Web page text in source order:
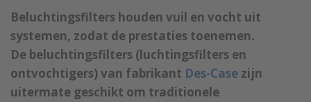
Beluchtingsfilters houden vuil en vocht uit
systemen, zodat de prestaties toenemen.
De beluchtingsfilters (luchtingsfilters en
ontvochtigers) van fabrikant Des-Case zijn
uitermate geschikt om traditionele